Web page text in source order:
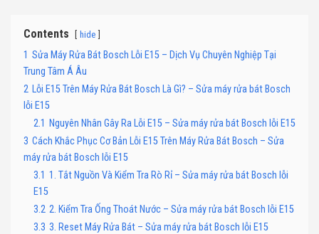
Contents hide
1 Sửa Máy Rửa Bát Bosch Lỗi E15 – Dịch Vụ Chuyên Nghiệp Tại
Trung Tâm Á Âu
2 Lỗi E15 Trên Máy Rửa Bát Bosch Là Gì? – Sửa máy rửa bát Bosch
lỗi E15
2.1 Nguyên Nhân Gây Ra Lỗi E15 – Sửa máy rửa bát Bosch lỗi E15
3 Cách Khắc Phục Cơ Bản Lỗi E15 Trên Máy Rửa Bát Bosch – Sửa
máy rửa bát Bosch lỗi E15
3.1 1. Tắt Nguồn Và Kiểm Tra Rò Rỉ – Sửa máy rửa bát Bosch lỗi
E15
3.2 2. Kiểm Tra Ống Thoát Nước – Sửa máy rửa bát Bosch lỗi E15
3.3 3. Reset Máy Rửa Bát – Sửa máy rửa bát Bosch lỗi E15